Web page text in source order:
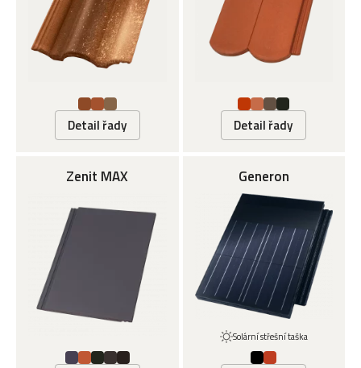
Detail řady Detail řady
Zenit MAX Generon
Solární střešní taška